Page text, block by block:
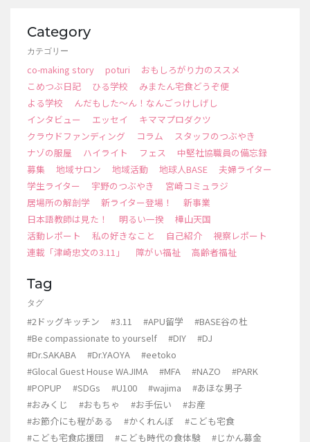
Category
カテゴリー
co-making story poturi
おもしろがり力のススメ
こめつぶ日記
ひる学校
みまたん宅食どうぞ便
よる学校
んだもした～ん！なんごっけしげし
インタビュー
エッセイ
キママプロダクツ
クラウドファンディング
コラム
スタッフのつぶやき
ナゾの服屋
ハイライト フェス
中堅社協職員の備忘録
募集
地域サロン 地域活動 地球人BASE
夫婦ライター
学生ライター
宇野のつぶやき
宮崎コミュラジ
居場所の解剖学
新ライター登場！
新事業
日本語教師は見た！
明るい一揆
樺山天国
活動レポート
私の好きなこと 自己紹介
視察レポート
連載「津崎忠文の3.11」
障がい福祉 高齢者福祉
Tag
タグ
#2ドッグキッチン #3.11 #APU留学
#BASE谷の杜
#Be compassionate to yourself
#DIY
#DJ
#Dr.SAKABA
#Dr.YAOYA
#eetoko
#Glocal Guest House WAJIMA
#MFA #NAZO
#PARK
#POPUP
#SDGs #U100 #wajima
#あほな男子
#おみくじ
#おもちゃ #お手伝い
#お産
#お節介にも程がある
#かくれんぼ
#こども宅食
#こども宅食応援団
#こども時代の食体験
#じかん募金